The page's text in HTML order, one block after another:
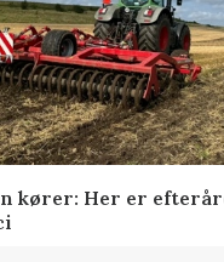
kører: Her er